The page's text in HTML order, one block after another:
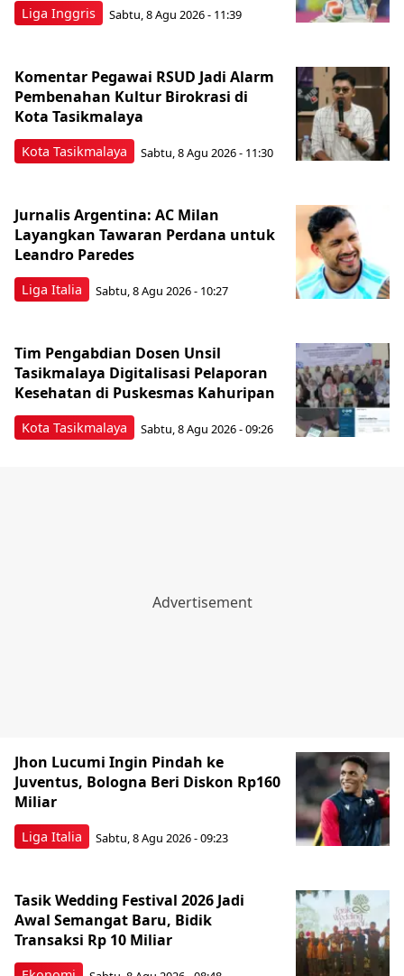
Liga Inggris Sabtu, 8 Agu 2026 - 11:39
Kota Tasikmalaya
Komentar Pegawai RSUD Jadi Alarm
Pembenahan Kultur Birokrasi di
Kota Tasikmalaya
Sabtu, 8 Agu 2026 - 11:30
Liga Italia
Jurnalis Argentina: AC Milan
Layangkan Tawaran Perdana untuk
Leandro Paredes
Sabtu, 8 Agu 2026 - 10:27
Kota Tasikmalaya
Tim Pengabdian Dosen Unsil
Tasikmalaya Digitalisasi Pelaporan
Kesehatan di Puskesmas Kahuripan
Sabtu, 8 Agu 2026 - 09:26
Liga Italia
Jhon Lucumi Ingin Pindah ke
Juventus, Bologna Beri Diskon Rp160
Miliar
Sabtu, 8 Agu 2026 - 09:23
Tasik Wedding Festival 2026 Jadi
Awal Semangat Baru, Bidik
Transaksi Rp 10 Miliar